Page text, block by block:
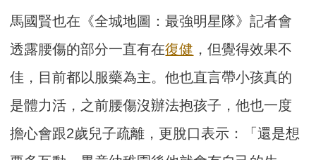
馬國賢也在《全城地圖：最強明星隊》記者會
透露腰傷的部分一直有在復健 ，但覺得效果不
佳，目前都以服藥為主。他也直言帶小孩真的
是體力活，之前腰傷沒辦法抱孩子，他也一度
擔心會跟2歲兒子疏離，更脫口表示：「還是想